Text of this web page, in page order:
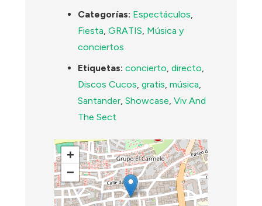
Categorías: Espectáculos,
Fiesta,GRATIS, Música y
conciertos
Etiquetas: concierto,directo,
Discos Cucos,gratis,música,
Santander,Showcase,Viv And
The Sect
+
−